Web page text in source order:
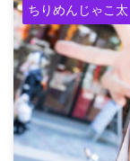
ちりめんじゃこ太